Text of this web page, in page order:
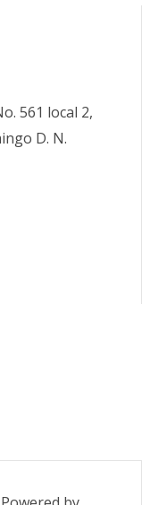
561 local 2,
D. N.